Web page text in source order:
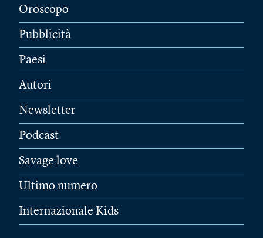
Oroscopo
Pubblicità
Paesi
Autori
Newsletter
Podcast
Savage love
Ultimo numero
Internazionale Kids